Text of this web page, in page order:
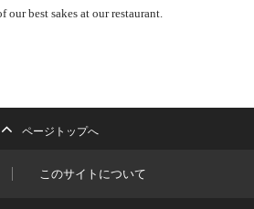
our best sakes at our restaurant.
ページトップへ
このサイトについて